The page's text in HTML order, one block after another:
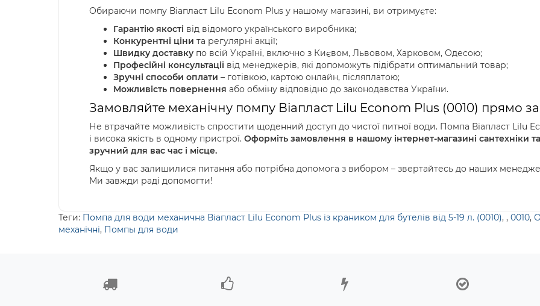
Обираючи помпу Віапласт Lilu Econom Plus у нашому магазині, ви отримуєте:
Гарантію якості від відомого українського виробника;
Конкурентні ціни та регулярні акції;
Швидку доставку по всій Україні, включно з Києвом, Львовом, Харковом, Одесою;
Професійні консультації від менеджерів, які допоможуть підібрати оптимальний товар;
Зручні способи оплати – готівкою, картою онлайн, післяплатою;
Можливість повернення або обміну відповідно до законодавства України.
Замовляйте механічну помпу Віапласт Lilu Econom Plus (0010) прямо
Не втрачайте можливість спростити щоденний доступ до чистої питної води. Помпа Віапласт Lilu
і висока якість в одному пристрої. Оформіть замовлення в нашому інтернет-магазині сантехніки
зручний для вас час і місце.
Якщо у вас залишилися питання або потрібна допомога з вибором – звертайтесь до наших
Ми завжди раді допомогти!
Теги: Помпа для води механична Віапласт Lilu Econom Plus із краником для бутелів від 5-19 л. (0010), , 0010,
механічні, Помпы для води